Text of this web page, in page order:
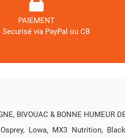
PAIEMENT
Securisé via PayPal ou CB
BIVOUAC & BONNE HUMEUR
Lowa, MX3 Nutrition,